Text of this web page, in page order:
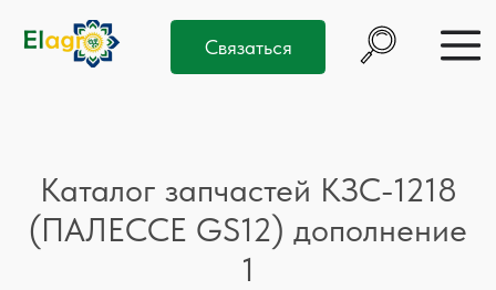
Каталог запчастей КЗС-1218
(ПАЛЕССЕ GS12) дополнение
1